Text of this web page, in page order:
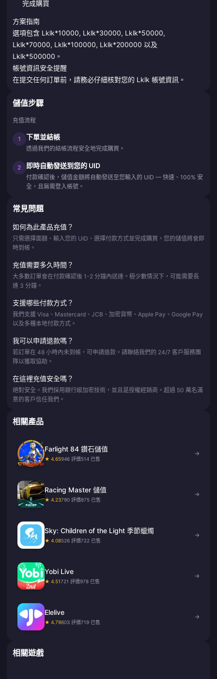
完成購買
方案指南
選項包含 Lklk*10000, Lklk*30000, Lklk*50000,
Lklk*70000, Lklk*100000, Lklk*200000 以及
Lklk*500000。
帳號資訊安全提醒
在提交任何訂單前，請務必仔細核對您的 Lklk 帳號資訊。
儲值步驟
充值流程
1 下單並結帳
透過我們的結帳流程安全地完成購買。
2 即時自動發送到您的 UID
付款確認後，儲值金額將自動發送至您輸入的 UID — 快速、100% 安
全，且無需登入帳號。
常見問題
如何為此產品充值？
只需選擇面額、輸入您的 UID、選擇付款方式並完成購買，您的儲值將會即
時到帳。
充值需要多久時間？
大多數訂單會在付款確認後 1-2 分鐘內送達。極少數情況下，可能需要長
達 3 分鐘。
支援哪些付款方式？
我們支援 Visa、Mastercard、JCB、加密貨幣、Apple Pay、Google Pay
以及多種本地付款方式。
我可以申請退款嗎？
若訂單在 48 小時內未到帳，可申請退款。請聯絡我們的 24/7 客戶服務團
隊以獲取協助。
在這裡充值安全嗎？
絕對安全。我們採用銀行級加密技術，並且是授權經銷商。超過 50 萬名滿
意的客戶信任我們。
相關產品
Farlight 84 鑽石儲值
★ 4.65946 評價514 已售
→
Racing Master 儲值
★ 4.23790 評價875 已售
→
Sky: Children of the Light 季節蠟燭
★ 4.08526 評價722 已售
→
Yobi Live
★ 4.51721 評價978 已售
→
Elelive
★ 4.79803 評價719 已售
→
相關遊戲